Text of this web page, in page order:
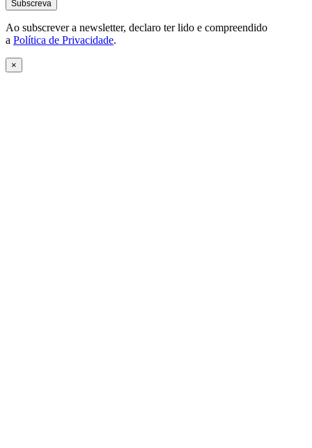
Ao subscrever a newsletter, declaro ter lido e compreendido
a Política de Privacidade.
×